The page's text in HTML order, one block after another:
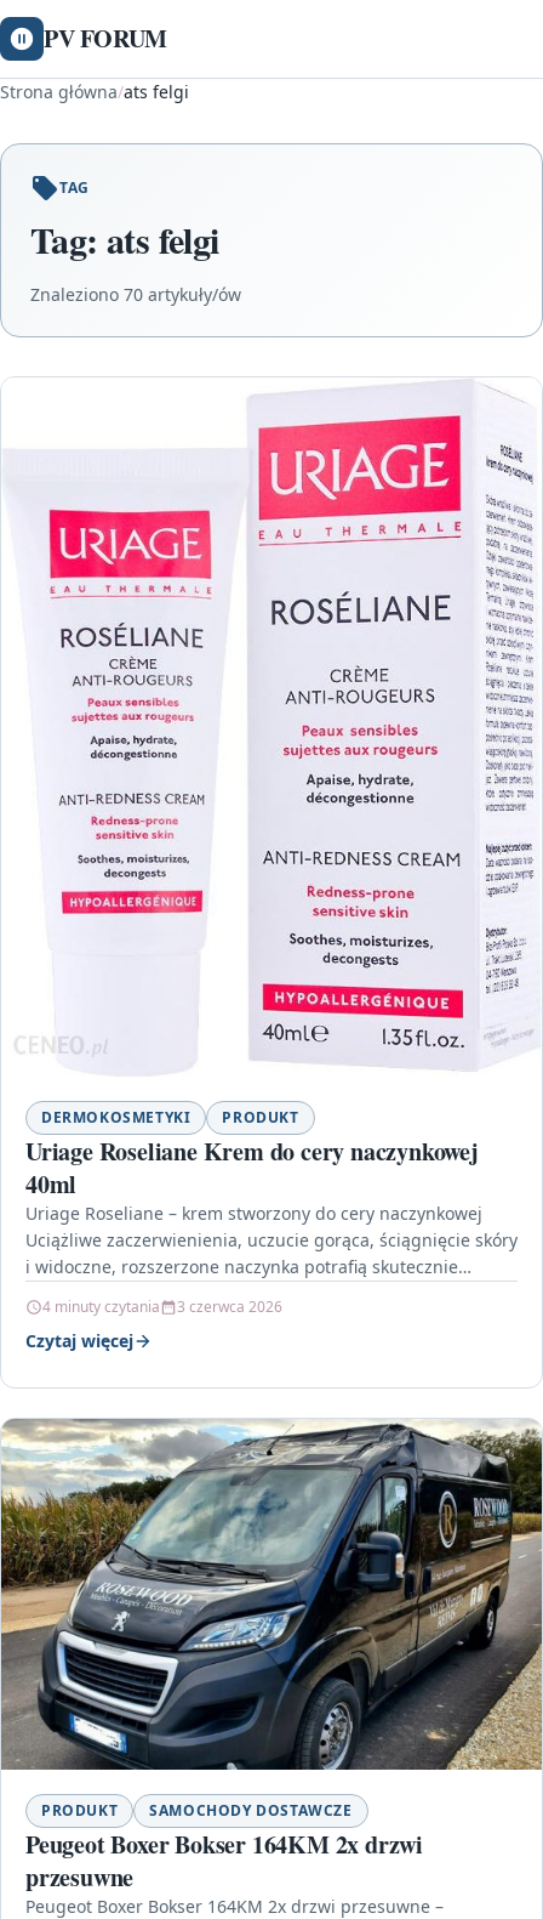
PV FORUM
Strona główna/ats felgi
TAG
Tag: ats felgi
Znaleziono 70 artykuły/ów
DERMOKOSMETYKI PRODUKT
Uriage Roseliane Krem do cery naczynkowej
40ml
Uriage Roseliane – krem stworzony do cery naczynkowej
Uciążliwe zaczerwienienia, uczucie gorąca, ściągnięcie skóry
i widoczne, rozszerzone naczynka potrafią skutecznie
4 minuty czytania 3 czerwca 2026
Czytaj więcej
PRODUKT SAMOCHODY DOSTAWCZE
Peugeot Boxer Bokser 164KM 2x drzwi
przesuwne
Peugeot Boxer Bokser 164KM 2x drzwi przesuwne –